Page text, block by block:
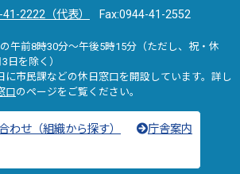
2222（代表） Fax:0944-41-2552
午前8時30分～午後5時15分（ただし、祝・休
日を除く）
市民課などの休日窓口を開設しています。詳し
口のページをご覧ください。
わせ（組織から探す）
庁舎案内